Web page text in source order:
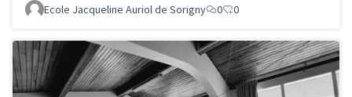
Ecole Jacqueline Auriol de Sorigny
0 0